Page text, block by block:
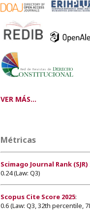
VER MÁS...
Métricas
Scimago Journal Rank (SJR)
0.24 (Law: Q3)
Scopus Cite Score 2025:
0.6 (Law: Q3, 32th percentile,